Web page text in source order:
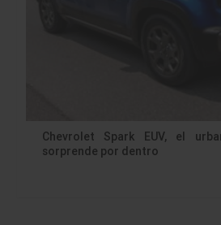
Chevrolet Spark EUV, el
sorprende por dentro